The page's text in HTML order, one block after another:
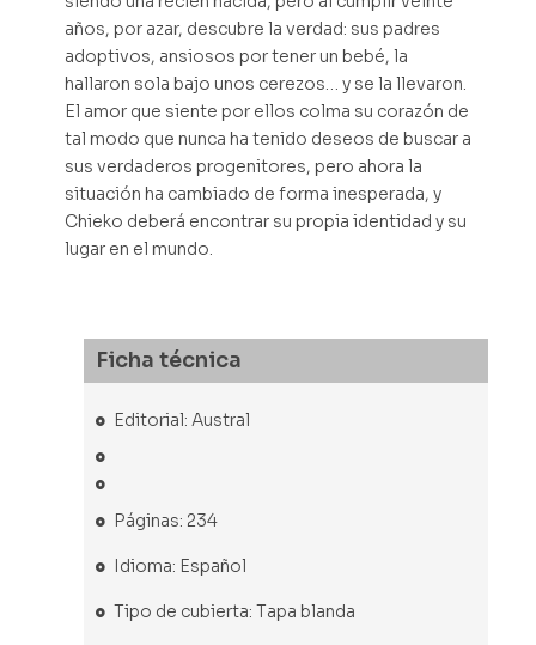
años, por azar, descubre la verdad: sus padres
adoptivos, ansiosos por tener un bebé, la
hallaron sola bajo unos cerezos… y se la llevaron.
El amor que siente por ellos colma su corazón de
tal modo que nunca ha tenido deseos de buscar a
sus verdaderos progenitores, pero ahora la
situación ha cambiado de forma inesperada, y
Chieko deberá encontrar su propia identidad y su
lugar en el mundo.
Ficha técnica
Editorial: Austral
Páginas: 234
Idioma: Español
Tipo de cubierta: Tapa blanda